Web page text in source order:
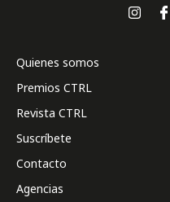
Quienes somos
Premios CTRL
Revista CTRL
Suscríbete
Contacto
Agencias